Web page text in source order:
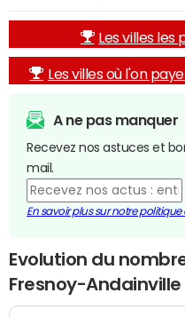
Les villes les
Les villes où l'on
A ne pas manquer
Recevez nos astuces et
mail.
En savoir plus sur notre
Evolution du
Fresnoy-Andainville